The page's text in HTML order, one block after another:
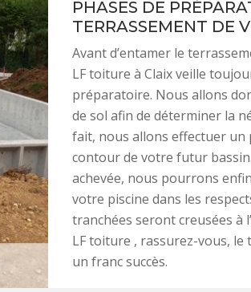
PHASES DE
TERRASSEMENT DE
Avant d’entamer le
LF toiture à Claix veille
préparatoire. Nous allons
de sol afin de déterminer la
fait, nous allons effectuer
contour de votre futur
achevée, nous pourrons
votre piscine dans les
tranchées seront creusées à
LF toiture , rassurez-vous,
un franc succès.